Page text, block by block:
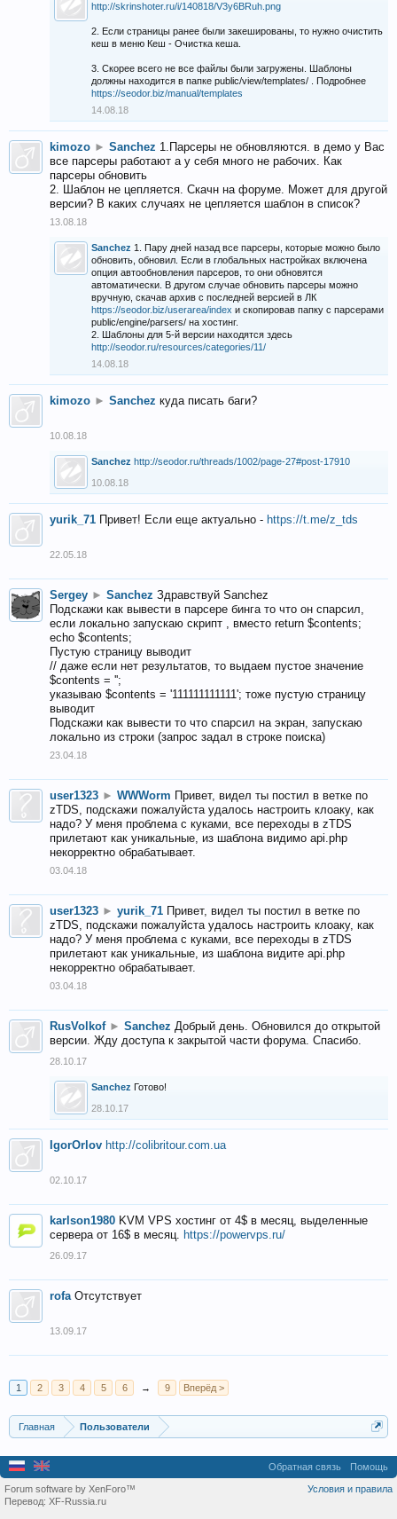
http://skrinshoter.ru/i/140818/V3y6BRuh.png
2. Если страницы ранее были закешированы, то нужно очистить
кеш в меню Кеш - Очистка кеша.
3. Скорее всего не все файлы были загружены. Шаблоны
должны находится в папке public/view/templates/ . Подробнее
https://seodor.biz/manual/templates
14.08.18
kimozo ► Sanchez 1.Парсеры не обновляются. в демо у Вас
все парсеры работают а у себя много не рабочих. Как
парсеры обновить
2. Шаблон не цепляется. Скачн на форуме. Может для другой
версии? В каких случаях не цепляется шаблон в список?
13.08.18
Sanchez 1. Пару дней назад все парсеры, которые можно было
обновить, обновил. Если в глобальных настройках включена
опция автообновления парсеров, то они обновятся
автоматически. В другом случае обновить парсеры можно
вручную, скачав архив с последней версией в ЛК
https://seodor.biz/userarea/index и скопировав папку с парсерами
public/engine/parsers/ на хостинг.
2. Шаблоны для 5-й версии находятся здесь
http://seodor.ru/resources/categories/11/
14.08.18
kimozo ► Sanchez куда писать баги?
10.08.18
Sanchez http://seodor.ru/threads/1002/page-27#post-17910
10.08.18
yurik_71 Привет! Если еще актуально - https://t.me/z_tds
22.05.18
Sergey ► Sanchez Здравствуй Sanchez
Подскажи как вывести в парсере бинга то что он спарсил,
если локально запускаю скрипт , вместо return $contents;
echo $contents;
Пустую страницу выводит
// даже если нет результатов, то выдаем пустое значение
$contents = '';
указываю $contents = '111111111111'; тоже пустую страницу
выводит
Подскажи как вывести то что спарсил на экран, запускаю
локально из строки (запрос задал в строке поиска)
23.04.18
user1323 ► WWWorm Привет, видел ты постил в ветке по
zTDS, подскажи пожалуйста удалось настроить клоаку, как
надо? У меня проблема с куками, все переходы в zTDS
прилетают как уникальные, из шаблона видимо api.php
некорректно обрабатывает.
03.04.18
user1323 ► yurik_71 Привет, видел ты постил в ветке по
zTDS, подскажи пожалуйста удалось настроить клоаку, как
надо? У меня проблема с куками, все переходы в zTDS
прилетают как уникальные, из шаблона видите api.php
некорректно обрабатывает.
03.04.18
RusVolkof ► Sanchez Добрый день. Обновился до открытой
версии. Жду доступа к закрытой части форума. Спасибо.
28.10.17
Sanchez Готово!
28.10.17
IgorOrlov http://colibritour.com.ua
02.10.17
karlson1980 KVM VPS хостинг от 4$ в месяц, выделенные
сервера от 16$ в месяц. https://powervps.ru/
26.09.17
rofa Отсутствует
13.09.17
1 2 3 4 5 6 → 9 Вперёд >
Главная Пользователи
Обратная связь Помощь
Условия и правила
Forum software by XenForo™
Перевод: XF-Russia.ru